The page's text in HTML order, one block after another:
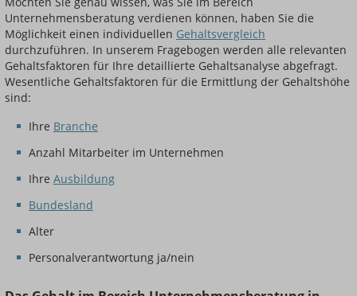
Unternehmensberatung verdienen können, haben Sie die
Möglichkeit einen individuellen Gehaltsvergleich
durchzuführen. In unserem Fragebogen werden alle relevanten
Gehaltsfaktoren für Ihre detaillierte Gehaltsanalyse abgefragt.
Wesentliche Gehaltsfaktoren für die Ermittlung der Gehaltshöhe
sind:
Ihre Branche
Anzahl Mitarbeiter im Unternehmen
Ihre Ausbildung
Bundesland
Alter
Personalverantwortung ja/nein